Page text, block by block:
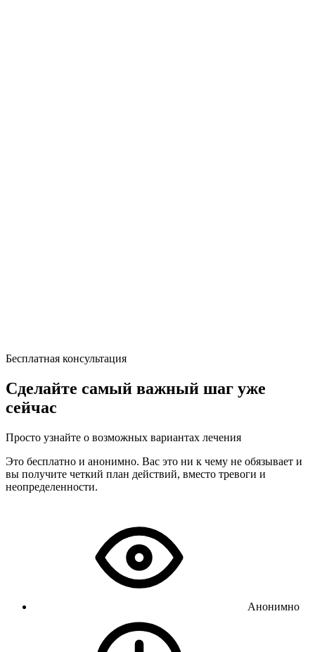
Бесплатная консультация
Сделайте самый важный шаг уже
сейчас
Просто узнайте о возможных вариантах лечения
Это бесплатно и анонимно. Вас это ни к чему не обязывает и
вы получите четкий план действий, вместо тревоги и
неопределенности.
Анонимно